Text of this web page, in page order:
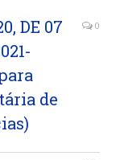
DE 07
de
0